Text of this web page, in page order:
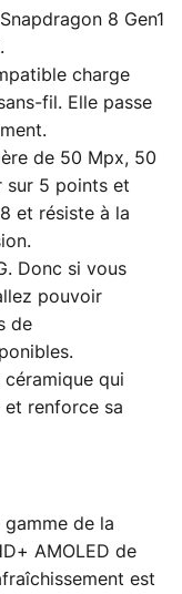
8 Gen1
charge
fil. Elle passe
de 50 Mpx, 50
sur 5 points et
et résiste à la
Donc si vous
pouvoir
de
qui
renforce sa
gamme de la
AMOLED de
est